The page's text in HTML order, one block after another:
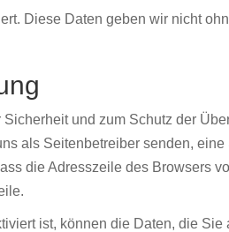
Diese Daten geben wir nicht
und zum Schutz der
als Seitenbetreiber senden,
die Adresszeile des Browsers
ist, können die Daten, die Sie